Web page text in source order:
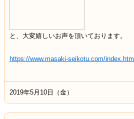
と、大変嬉しいお声を頂いております。
https://www.masaki-seikotu.com/index.html
2019年5月10日（金）